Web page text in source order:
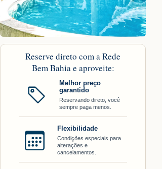
Reserve direto com a Rede
Bem Bahia e aproveite:
Melhor preço
garantido
Reservando direto, você
sempre paga menos.
Flexibilidade
Condições especiais para
alterações e
cancelamentos.